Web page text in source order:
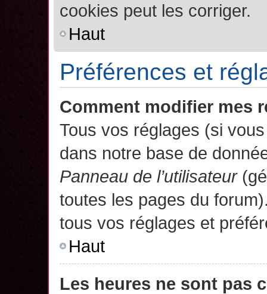
cookies peut les corriger.
Haut
Préférences et
Comment modifier mes
Tous vos réglages (si
dans notre base de
Panneau de l’utilisateur
toutes les pages du
tous vos réglages et
Haut
Les heures ne sont pas